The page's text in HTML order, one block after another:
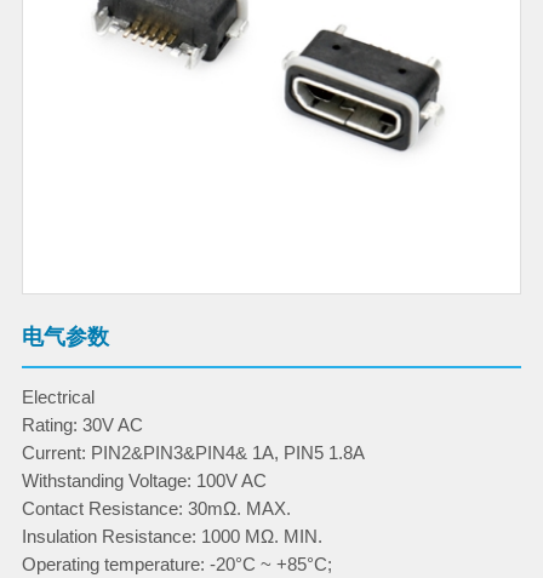
电气参数
Electrical
Rating: 30V AC
Current: PIN2&PIN3&PIN4& 1A, PIN5 1.8A
Withstanding Voltage: 100V AC
Contact Resistance: 30mΩ. MAX.
Insulation Resistance: 1000 MΩ. MIN.
Operating temperature: -20°C ~ +85°C;